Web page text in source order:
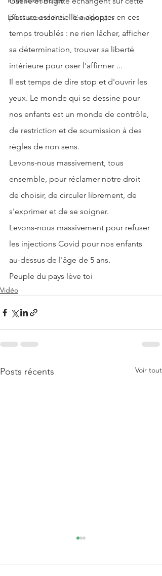
Effets secondaires - Témoignages
posture essentielle a adopter en ces
temps troublés : ne rien lâcher, afficher
sa détermination, trouver sa liberté
intérieure pour oser l'affirmer ...
Il est temps de dire stop et d'ouvrir les
yeux. Le monde qui se dessine pour
nos enfants est un monde de contrôle,
de restriction et de soumission à des
règles de non sens.
Levons-nous massivement, tous
ensemble, pour réclamer notre droit
de choisir, de circuler librement, de
s'exprimer et de se soigner.
Levons-nous massivement pour refuser
les injections Covid pour nos enfants
au-dessus de l'âge de 5 ans.
Peuple du pays lève toi
Vidéo
Posts récents Voir tout